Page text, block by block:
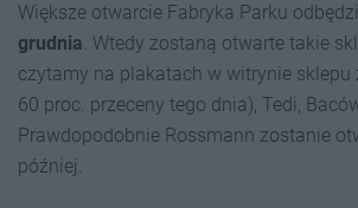
Większe otwarcie Fabryka Parku
grudnia. Wtedy zostaną otwarte takie
czytamy na plakatach w witrynie sklepu
60 proc. przeceny tego dnia), Tedi,
Prawdopodobnie Rossmann zostanie
później.